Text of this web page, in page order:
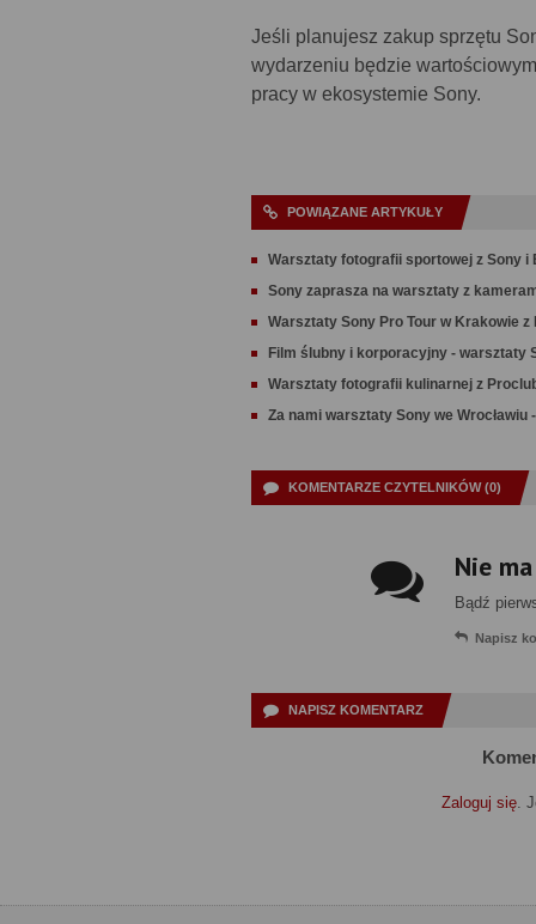
Jeśli planujesz zakup sprzętu
wydarzeniu będzie
pracy w ekosystemie Sony.
POWIĄZANE ARTYKUŁY
Warsztaty fotografii sportowej z Sony i
Sony zaprasza na warsztaty z
Warsztaty Sony Pro Tour w Krakowie z
Film ślubny i korporacyjny - warsztaty
Warsztaty fotografii kulinarnej z
Za nami warsztaty Sony we Wrocławiu
KOMENTARZE CZYTELNIKÓW (0)
Nie
Bądź
Napisz
NAPISZ KOMENTARZ
Zaloguj się.